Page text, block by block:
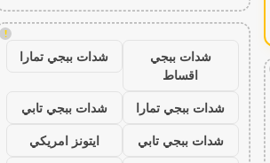
!
شدات ببجي
اقساط
شدات ببجي تمارا
شدات ببجي تمارا
شدات ببجي تابي
شدات ببجي تابي
ايتونز امريكي